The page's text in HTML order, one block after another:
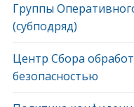
Группы
(субподряд)
Центр Сбора
безопасностью